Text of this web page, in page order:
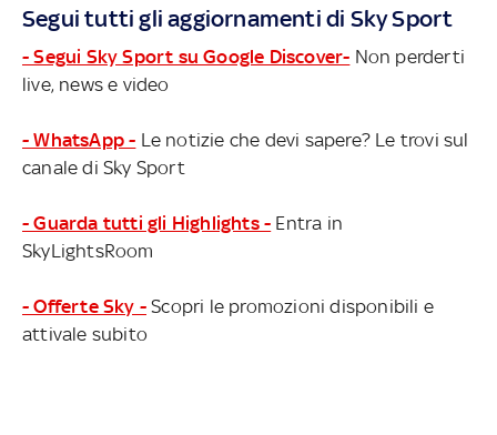
Segui tutti gli aggiornamenti di Sky Sport
- Segui Sky Sport su Google Discover- Non perderti
live, news e video
- WhatsApp - Le notizie che devi sapere? Le trovi sul
canale di Sky Sport
- Guarda tutti gli Highlights - Entra in
SkyLightsRoom
- Offerte Sky - Scopri le promozioni disponibili e
attivale subito